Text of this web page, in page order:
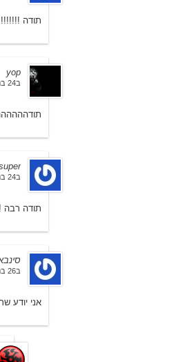
תודה
yop
ב24 בנובמבר 2016
ב24 בנובמבר 2016
תודה רבה
ב26 בנובמבר 2016
אני יודע